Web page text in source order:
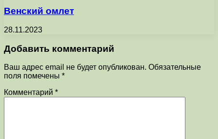
Венский омлет
28.11.2023
Добавить комментарий
Ваш адрес email не будет опубликован. Обязательные
поля помечены *
Комментарий *